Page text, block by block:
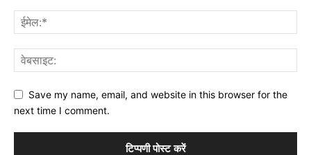
Save my name, email, and website in this browser for the
next time I comment.